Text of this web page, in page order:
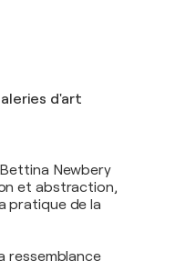
d'art
Newbery
et abstraction,
pratique de la
ressemblance